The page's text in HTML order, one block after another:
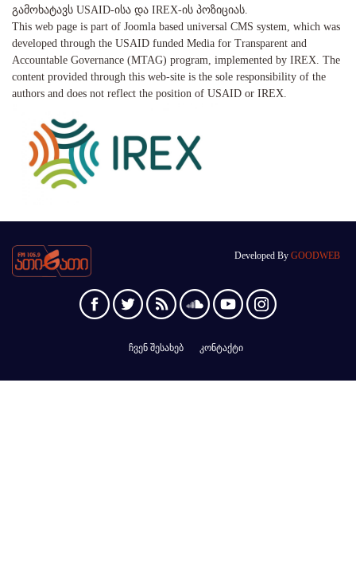
გამოხატავს USAID-ისა და IREX-ის პოზიციას.
This web page is part of Joomla based universal CMS system, which was
developed through the USAID funded Media for Transparent and
Accountable Governance (MTAG) program, implemented by IREX. The
content provided through this web-site is the sole responsibility of the
authors and does not reflect the position of USAID or IREX.
Developed By GOODWEB
ჩვენ შესახებ კონტაქტი